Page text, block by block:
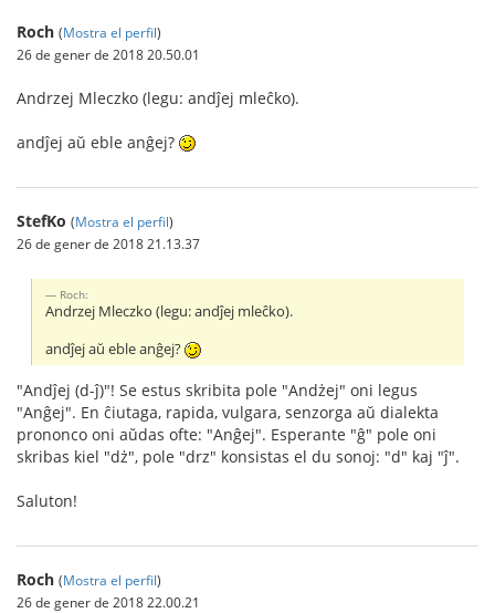
Roch (Mostra el perfil)
26 de gener de 2018 20.50.01
Andrzej Mleczko (legu: andĵej mleĉko).
andĵej aŭ eble anĝej?
StefKo (Mostra el perfil)
26 de gener de 2018 21.13.37
Roch:
Andrzej Mleczko (legu: andĵej mleĉko).
andĵej aŭ eble anĝej?
"Andĵej (d-ĵ)"! Se estus skribita pole "Andżej" oni legus
"Anĝej". En ĉiutaga, rapida, vulgara, senzorga aŭ dialekta
prononco oni aŭdas ofte: "Anĝej". Esperante "ĝ" pole oni
skribas kiel "dż", pole "drz" konsistas el du sonoj: "d" kaj "ĵ".
Saluton!
Roch (Mostra el perfil)
26 de gener de 2018 22.00.21